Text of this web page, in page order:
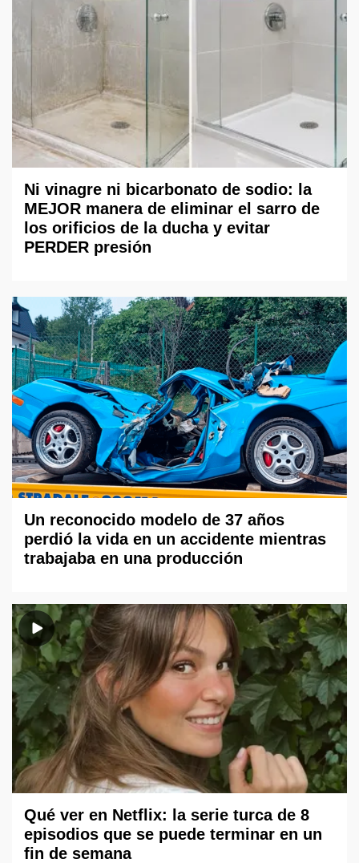
Ni vinagre ni bicarbonato de sodio: la
MEJOR manera de eliminar el sarro de
los orificios de la ducha y evitar
PERDER presión
Un reconocido modelo de 37 años
perdió la vida en un accidente mientras
trabajaba en una producción
Qué ver en Netflix: la serie turca de 8
episodios que se puede terminar en un
fin de semana